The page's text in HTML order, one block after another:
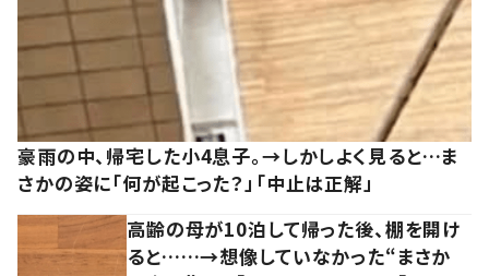
豪雨の中、帰宅した小4息子。→しかしよく見ると…ま
さかの姿に「何が起こった？」「中止は正解」
高齢の母が10泊して帰った後、棚を開け
ると……→想像していなかった“まさか